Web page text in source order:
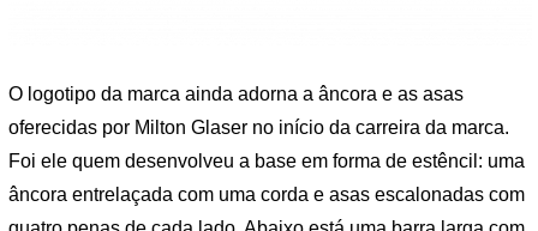
O logotipo da marca ainda adorna a âncora e as asas
oferecidas por Milton Glaser no início da carreira da marca.
Foi ele quem desenvolveu a base em forma de estêncil: uma
âncora entrelaçada com uma corda e asas escalonadas com